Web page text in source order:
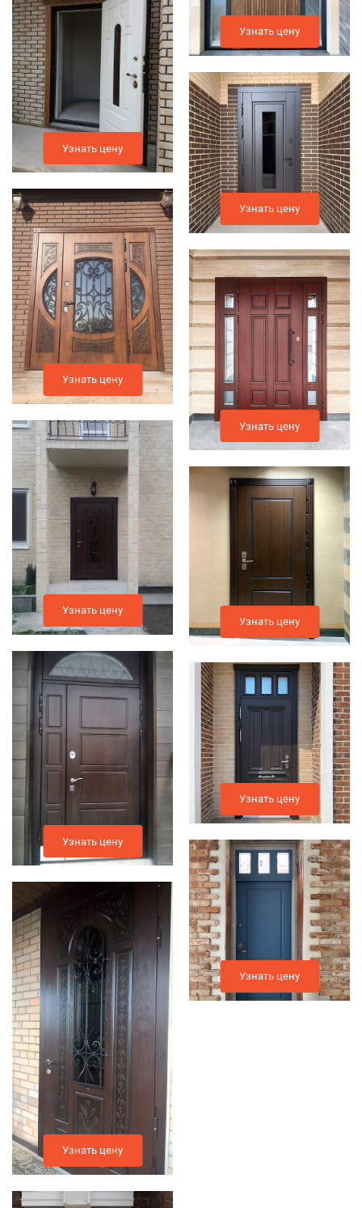
Узнать цену
Узнать цену
Узнать цену
Узнать цену
Узнать цену
Узнать цену
Узнать цену
Узнать цену
Узнать цену
Узнать цену
Узнать цену